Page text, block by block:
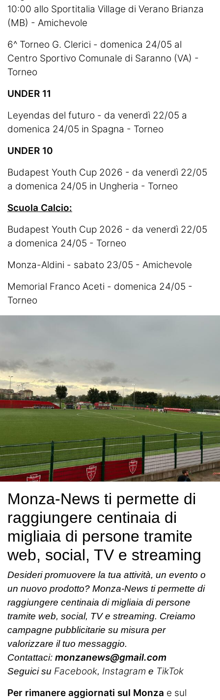
10:00 allo Sportitalia Village di Verano Brianza
(MB) - Amichevole
6^ Torneo G. Clerici - domenica 24/05 al
Centro Sportivo Comunale di Saranno (VA) -
Torneo
UNDER 11
Leyendas del futuro - da venerdì 22/05 a
domenica 24/05 in Spagna - Torneo
UNDER 10
Budapest Youth Cup 2026 - da venerdì 22/05
a domenica 24/05 in Ungheria - Torneo
Scuola Calcio:
Budapest Youth Cup 2026 - da venerdì 22/05
a domenica 24/05 - Torneo
Monza-Aldini - sabato 23/05 - Amichevole
Memorial Franco Aceti - domenica 24/05 -
Torneo
Monza-News ti permette di
raggiungere centinaia di
migliaia di persone tramite
web, social, TV e streaming
Desideri promuovere la tua attività, un evento o
un nuovo prodotto? Monza-News ti permette di
raggiungere centinaia di migliaia di persone
tramite web, social, TV e streaming. Creiamo
campagne pubblicitarie su misura per
valorizzare il tuo messaggio.
Contattaci: monzanews@gmail.com
Seguici su Facebook, Instagram e TikTok
Per rimanere aggiornati sul Monza e sul